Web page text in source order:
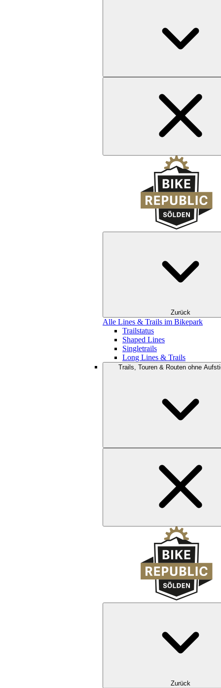
Zurück
Alle Lines & Trails im Bikepark
Trailstatus
Shaped Lines
Singletrails
Long Lines & Trails
Trails, Touren & Routen ohne
Zurück